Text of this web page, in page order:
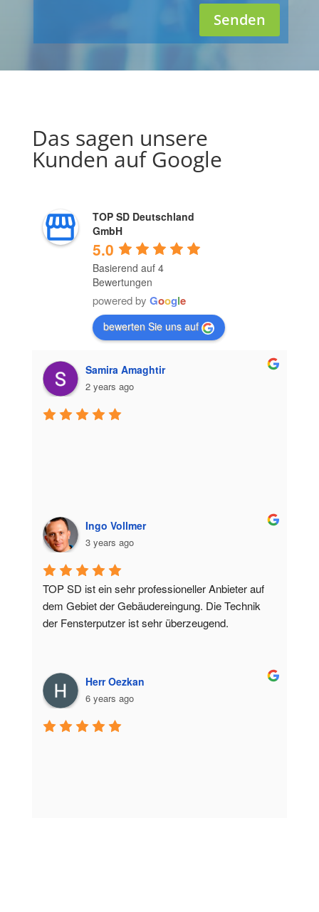
Senden
Das sagen unsere
Kunden auf Google
TOP SD Deutschland
GmbH
5.0
Basierend auf 4
Bewertungen
powered by Google
bewerten Sie uns auf
Samira Amaghtir
2 years ago
Ingo Vollmer
3 years ago
TOP SD ist ein sehr professioneller Anbieter auf
dem Gebiet der Gebäudereingung. Die Technik
der Fensterputzer ist sehr überzeugend.
Herr Oezkan
6 years ago